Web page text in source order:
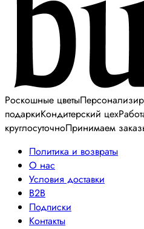
Роскошные цветы
подаркиКондитерский цех
круглосуточноПринимаем
Политика и возвраты
О нас
Условия доставки
B2B
Подписки
Контакты